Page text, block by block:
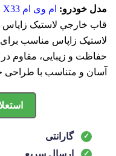
مدل خودرو: ام وی ام X33
لاستیک زاپاس مناسب
حفاظت و زیبایی، مقاوم
آسان و متناسب با طراحی
گارانتی